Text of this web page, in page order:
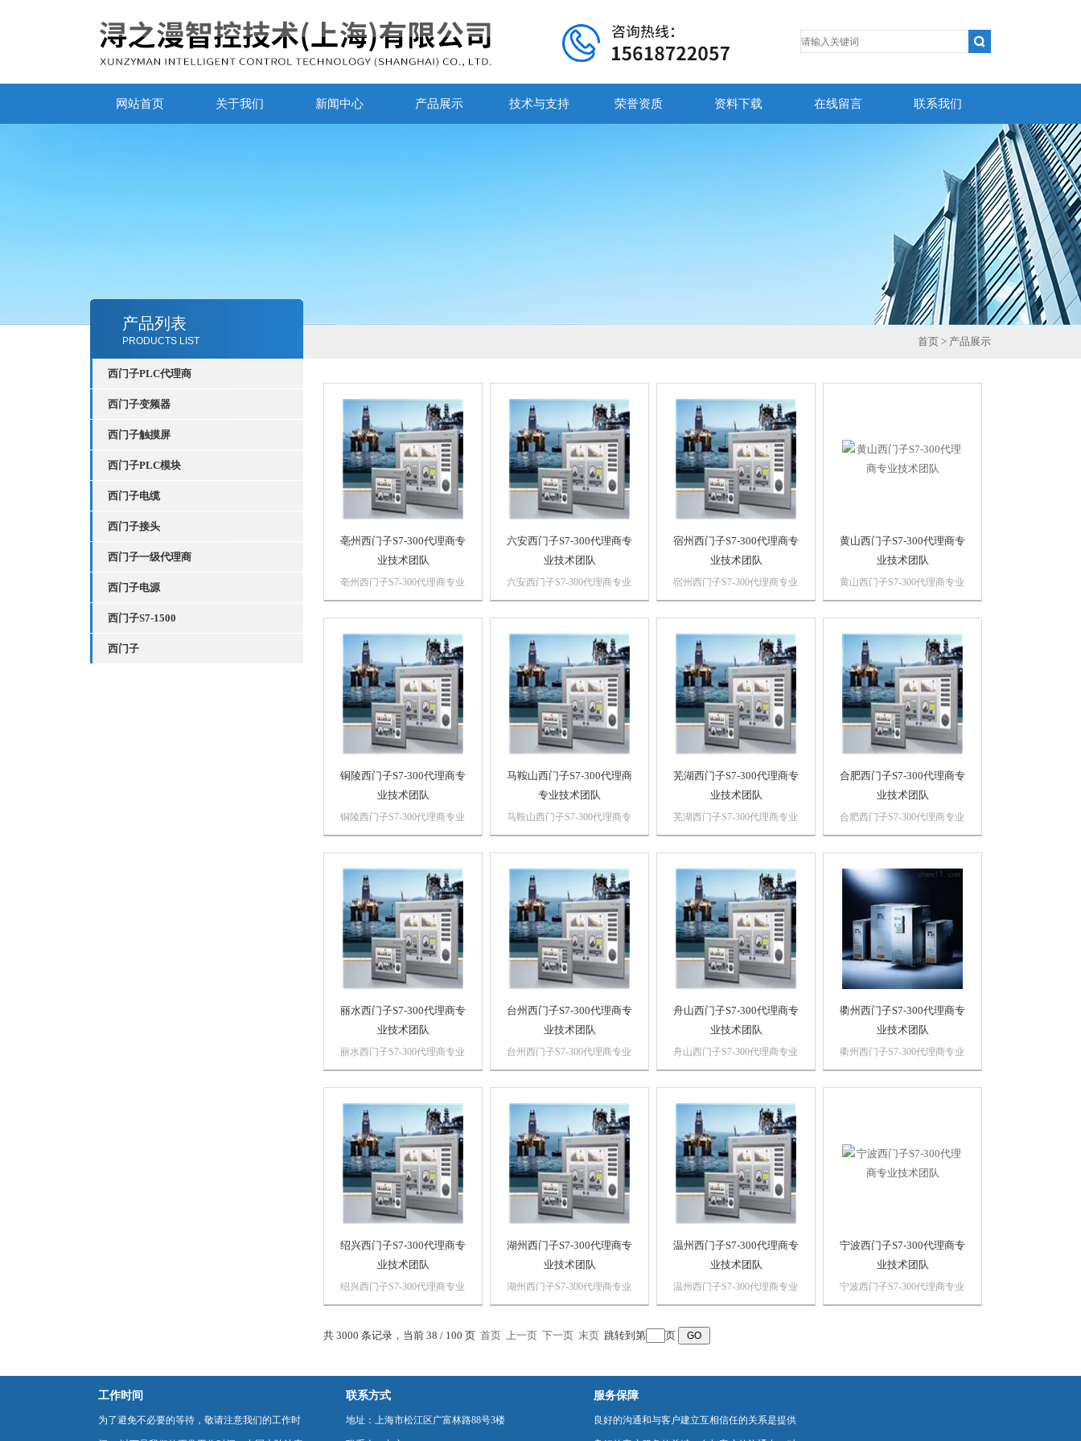
网站首页 关于我们 新闻中心 产品展示 技术与支持 荣誉资质 资料下载 在线留言 联系我们
产品列表
PRODUCTS LIST
西门子PLC代理商
西门子变频器
西门子触摸屏
西门子PLC模块
西门子电缆
西门子接头
西门子一级代理商
西门子电源
西门子S7-1500
西门子
首页 > 产品展示
亳州西门子S7-300代理商专
业技术团队
亳州西门子S7-300代理商专业
技术团队浔之漫智控技术有限
化产品，*，质量保证，价格
优势西门子PLC,西门子触摸
屏，西门子数控系统，西门子
软启动，...
六安西门子S7-300代理商专
业技术团队
六安西门子S7-300代理商专业
技术团队浔之漫智控技术有限
化产品，*，质量保证，价格
优势西门子PLC,西门子触摸
屏，西门子数控系统，西门子
软启动，...
宿州西门子S7-300代理商专
业技术团队
宿州西门子S7-300代理商专业
技术团队浔之漫智控技术有限
化产品，*，质量保证，价格
优势西门子PLC,西门子触摸
屏，西门子数控系统，西门子
软启动，...
黄山西门子S7-300代理商专
业技术团队
黄山西门子S7-300代理商专业
技术团队浔之漫智控技术有限
化产品，*，质量保证，价格
优势西门子PLC,西门子触摸
屏，西门子数控系统，西门子
软启动，...
铜陵西门子S7-300代理商专
业技术团队
铜陵西门子S7-300代理商专业
技术团队浔之漫智控技术有限
化产品，*，质量保证，价格
优势西门子PLC,西门子触摸
屏，西门子数控系统，西门子
软启动，...
马鞍山西门子S7-300代理商
专业技术团队
马鞍山西门子S7-300代理商专
业技术团队浔之漫智控技术有
动化产品，*，质量保证，价
格优势西门子PLC,西门子触
摸屏，西门子数控系统，西门
子软启动...
芜湖西门子S7-300代理商专
业技术团队
芜湖西门子S7-300代理商专业
技术团队浔之漫智控技术有限
化产品，*，质量保证，价格
优势西门子PLC,西门子触摸
屏，西门子数控系统，西门子
软启动，...
合肥西门子S7-300代理商专
业技术团队
合肥西门子S7-300代理商专业
技术团队浔之漫智控技术有限
化产品，*，质量保证，价格
优势西门子PLC,西门子触摸
屏，西门子数控系统，西门子
软启动，...
丽水西门子S7-300代理商专
业技术团队
丽水西门子S7-300代理商专业
技术团队浔之漫智控技术有限
化产品，*，质量保证，价格
优势西门子PLC,西门子触摸
屏，西门子数控系统，西门子
软启动，...
台州西门子S7-300代理商专
业技术团队
台州西门子S7-300代理商专业
技术团队浔之漫智控技术有限
化产品，*，质量保证，价格
优势西门子PLC,西门子触摸
屏，西门子数控系统，西门子
软启动，...
舟山西门子S7-300代理商专
业技术团队
舟山西门子S7-300代理商专业
技术团队浔之漫智控技术有限
化产品，*，质量保证，价格
优势西门子PLC,西门子触摸
屏，西门子数控系统，西门子
软启动，...
衢州西门子S7-300代理商专
业技术团队
衢州西门子S7-300代理商专业
技术团队浔之漫智控技术有限
屏，西门子数控系统，西门子
绍兴西门子S7-300代理商专
业技术团队
绍兴西门子S7-300代理商专业
技术团队浔之漫智控技术有限
限公司本公司销售西门子自动
软启动，...
湖州西门子S7-300代理商专
业技术团队
湖州西门子S7-300代理商专业
技术团队浔之漫智控技术有限
限公司本公司销售西门子自动
温州西门子S7-300代理商专
业技术团队
温州西门子S7-300代理商专业
技术团队浔之漫智控技术有限
限公司本公司销售西门子自动
宁波西门子S7-300代理商专
业技术团队
宁波西门子S7-300代理商专业
技术团队浔之漫智控技术有限
共 3000 条记录，当前 38 / 100 页 首页 上一页 下一页 末页 跳转到第 页
工作时间
为了避免不必要的等待，敬请注意我们的工作时
联系方式
地址：上海市松江区广富林路88号3楼
服务保障
良好的沟通和与客户建立互相信任的关系是提供